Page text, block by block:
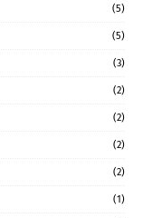
(5)
(5)
(3)
(2)
(2)
(2)
(2)
(1)